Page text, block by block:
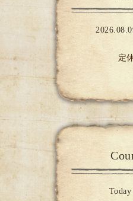
定
Today